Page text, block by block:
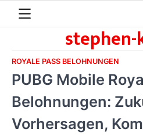
ROYALE PASS BELOHNUNGEN
PUBG Mobile
Belohnungen:
Vorhersagen,